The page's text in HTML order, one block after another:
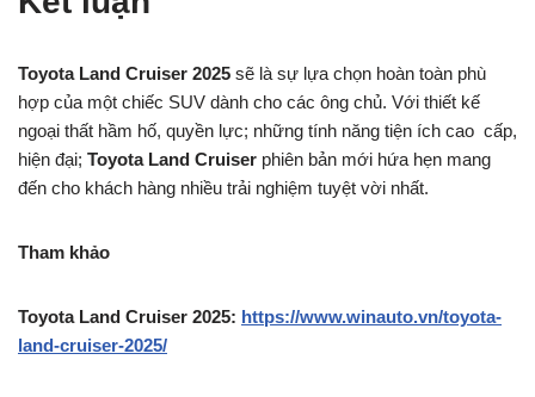
Toyota Land Cruiser 2025 sẽ là sự lựa chọn hoàn toàn phù
hợp của một chiếc SUV dành cho các ông chủ. Với thiết kế
ngoại thất hầm hố, quyền lực; những tính năng tiện ích cao cấp,
hiện đại; Toyota Land Cruiser phiên bản mới hứa hẹn mang
đến cho khách hàng nhiều trải nghiệm tuyệt vời nhất.
Tham khảo
Toyota Land Cruiser 2025: https://www.winauto.vn/toyota-
land-cruiser-2025/